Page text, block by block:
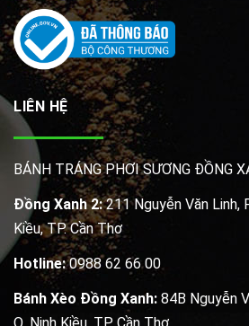
LIÊN HỆ
BÁNH TRÁNG PHƠI SƯƠNG ĐỒNG
Đồng Xanh 2:211 Nguyễn Văn Linh,
Kiều, TP. Cần Thơ
Hotline:0988 62 66 00
Bánh Xèo Đồng Xanh: 84B Nguyễn